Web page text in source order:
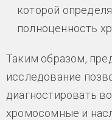
которой
полноценность
Таким образом,
исследование
диагностировать
хромосомные и